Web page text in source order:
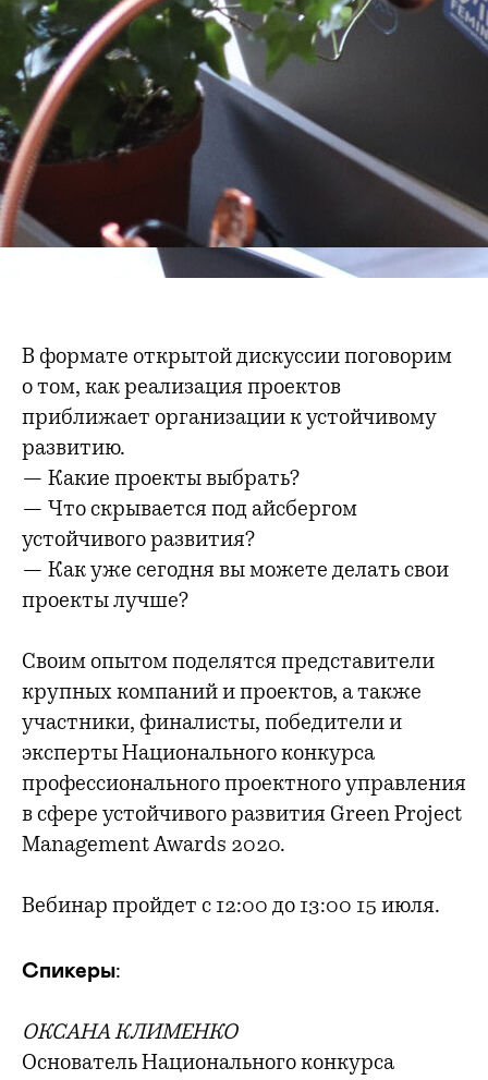
В формате открытой дискуссии поговорим
о том, как реализация проектов
приближает организации к устойчивому
развитию.
— Какие проекты выбрать?
— Что скрывается под айсбергом
устойчивого развития?
— Как уже сегодня вы можете делать свои
проекты лучше?
Своим опытом поделятся представители
крупных компаний и проектов, а также
участники, финалисты, победители и
эксперты Национального конкурса
профессионального проектного управления
в сфере устойчивого развития Green Project
Management Awards 2020.
Вебинар пройдет с 12:00 до 13:00 15 июля.
Спикеры:
ОКСАНА КЛИМЕНКО
Основатель Национального конкурса